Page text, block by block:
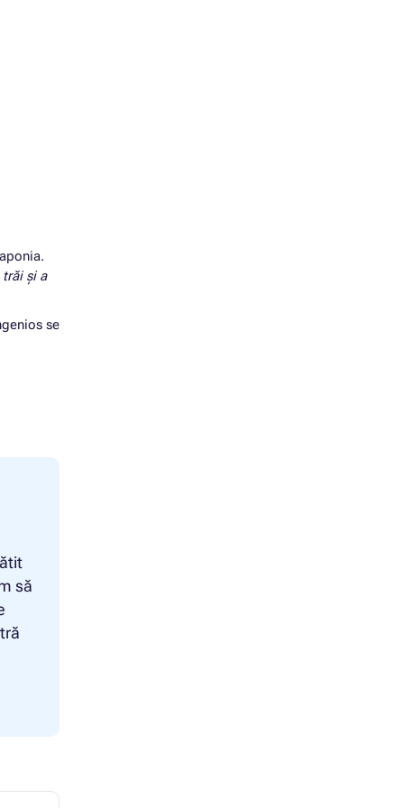
trăi și a
se
să